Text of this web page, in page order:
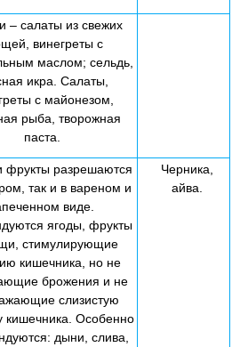
– салаты из свежих
винегреты с
маслом; сельдь,
икра. Салаты,
с майонезом,
рыба, творожная
паста.
разрешаются
так и в вареном и
виде.
ягоды, фрукты
стимулирующие
кишечника, но не
брожения и не
слизистую
кишечника. Особенно
дыни, слива,
Черника,
айва.